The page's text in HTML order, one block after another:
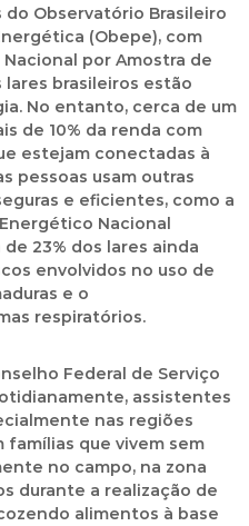
Observatório Brasileiro
(Obepe), com
por Amostra de
lares brasileiros estão
No entanto, cerca de um
de 10% da renda com
estejam conectadas à
pessoas usam outras
e eficientes, como a
Nacional
23% dos lares ainda
envolvidos no uso de
e o
respiratórios.
Federal de Serviço
assistentes
nas regiões
que vivem sem
no campo, na zona
durante a realização de
alimentos à base